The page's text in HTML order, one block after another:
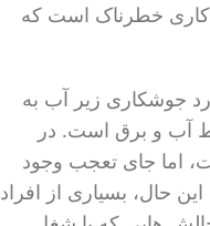
کاری خطرناک است که
جوشکاری زیر آب به
آب و برق است. در
اما جای تعجب وجود
حال، بسیاری از افراد